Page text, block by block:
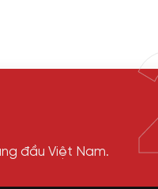
đầu Việt Nam.